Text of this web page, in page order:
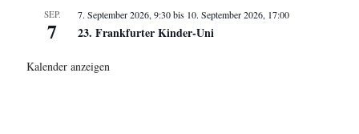
SEP.
7
7. September 2026, 9:30bis 10. September 2026, 17:00
23. Frankfurter Kinder-Uni
Kalender anzeigen